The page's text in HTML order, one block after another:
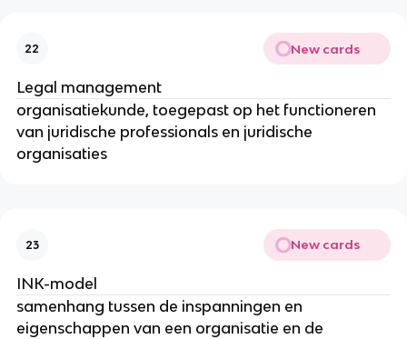
22 New cards
Legal management
organisatiekunde, toegepast op het functioneren
van juridische professionals en juridische
organisaties
23 New cards
INK-model
samenhang tussen de inspanningen en
eigenschappen van een organisatie en de